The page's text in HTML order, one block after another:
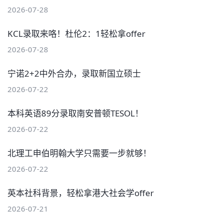
2026-07-28
KCL录取来咯！杜伦2：1轻松拿offer
2026-07-28
宁诺2+2中外合办，录取新国立硕士
2026-07-22
本科英语89分录取南安普顿TESOL！
2026-07-22
北理工申伯明翰大学只需要一步就够！
2026-07-22
英本社科背景，轻松拿港大社会学offer
2026-07-21